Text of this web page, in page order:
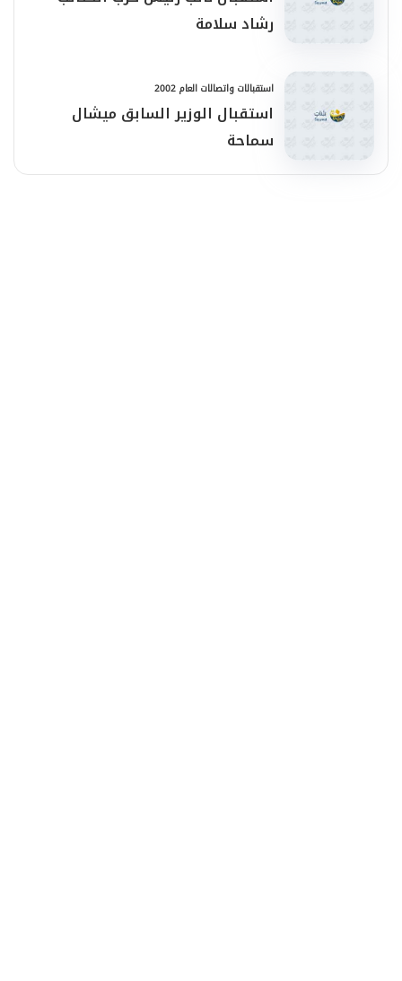
رشاد سلامة
استقبالات واتصالات العام 2002
استقبال الوزير السابق ميشال
سماحة